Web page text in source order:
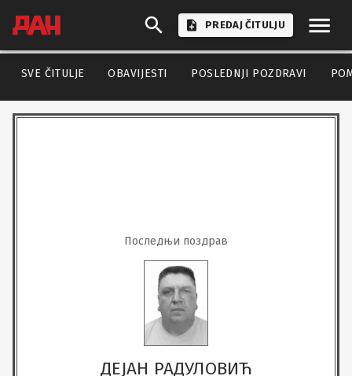
PREDAJ ČITULJU
SVE ČITULJE OBAVIJESTI POSLEDNJI POZDRAVI
Последњи поздрав
ДЕЈАН РАДУЛОВИЋ